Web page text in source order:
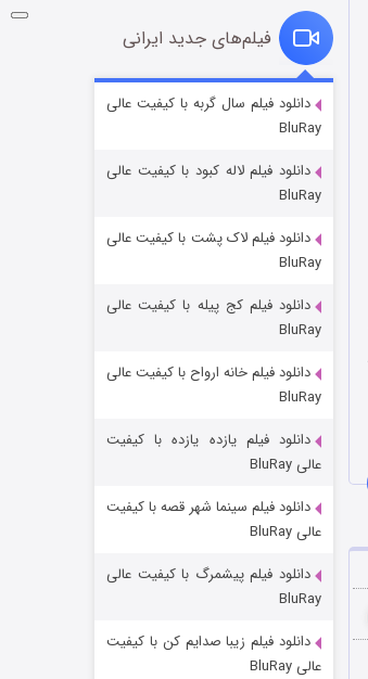
فروشگاهی برای قاتلان فصل ۲
قسمت
شوهر
عملیات آپارتمان
فیلم‌های جدید ایرانی
دانلود فیلم سال گربه با کیفیت عالی
BluRay
دانلود فیلم لاله کبود با کیفیت عالی
BluRay
دانلود فیلم لاک پشت با کیفیت عالی
BluRay
دانلود فیلم کج‌ پیله با کیفیت عالی
BluRay
دانلود فیلم خانه ارواح با کیفیت عالی
BluRay
دانلود فیلم یازده یازده با کیفیت
عالی BluRay
دانلود فیلم سینما شهر قصه با کیفیت
عالی BluRay
دانلود فیلم پیشمرگ با کیفیت عالی
BluRay
دانلود فیلم زیبا صدایم کن با کیفیت
عالی BluRay